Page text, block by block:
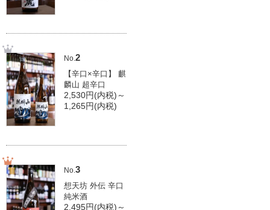
No.2
【辛口×辛口】 麒
麟山 超辛口
2,530円(内税)～
1,265円(内税)
No. 3
想天坊 外伝 辛口
純米酒
2,495円(内税)～